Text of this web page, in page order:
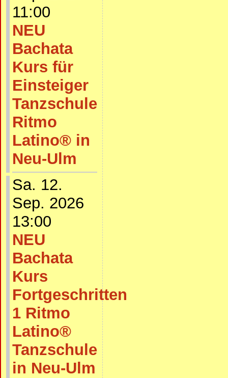
11:00
NEU
Bachata
Kurs für
Einsteiger
Tanzschule
Ritmo
Latino® in
Neu-Ulm
Sa. 12.
Sep. 2026
13:00
NEU
Bachata
Kurs
Fortgeschritten
1 Ritmo
Latino®
Tanzschule
in Neu-Ulm